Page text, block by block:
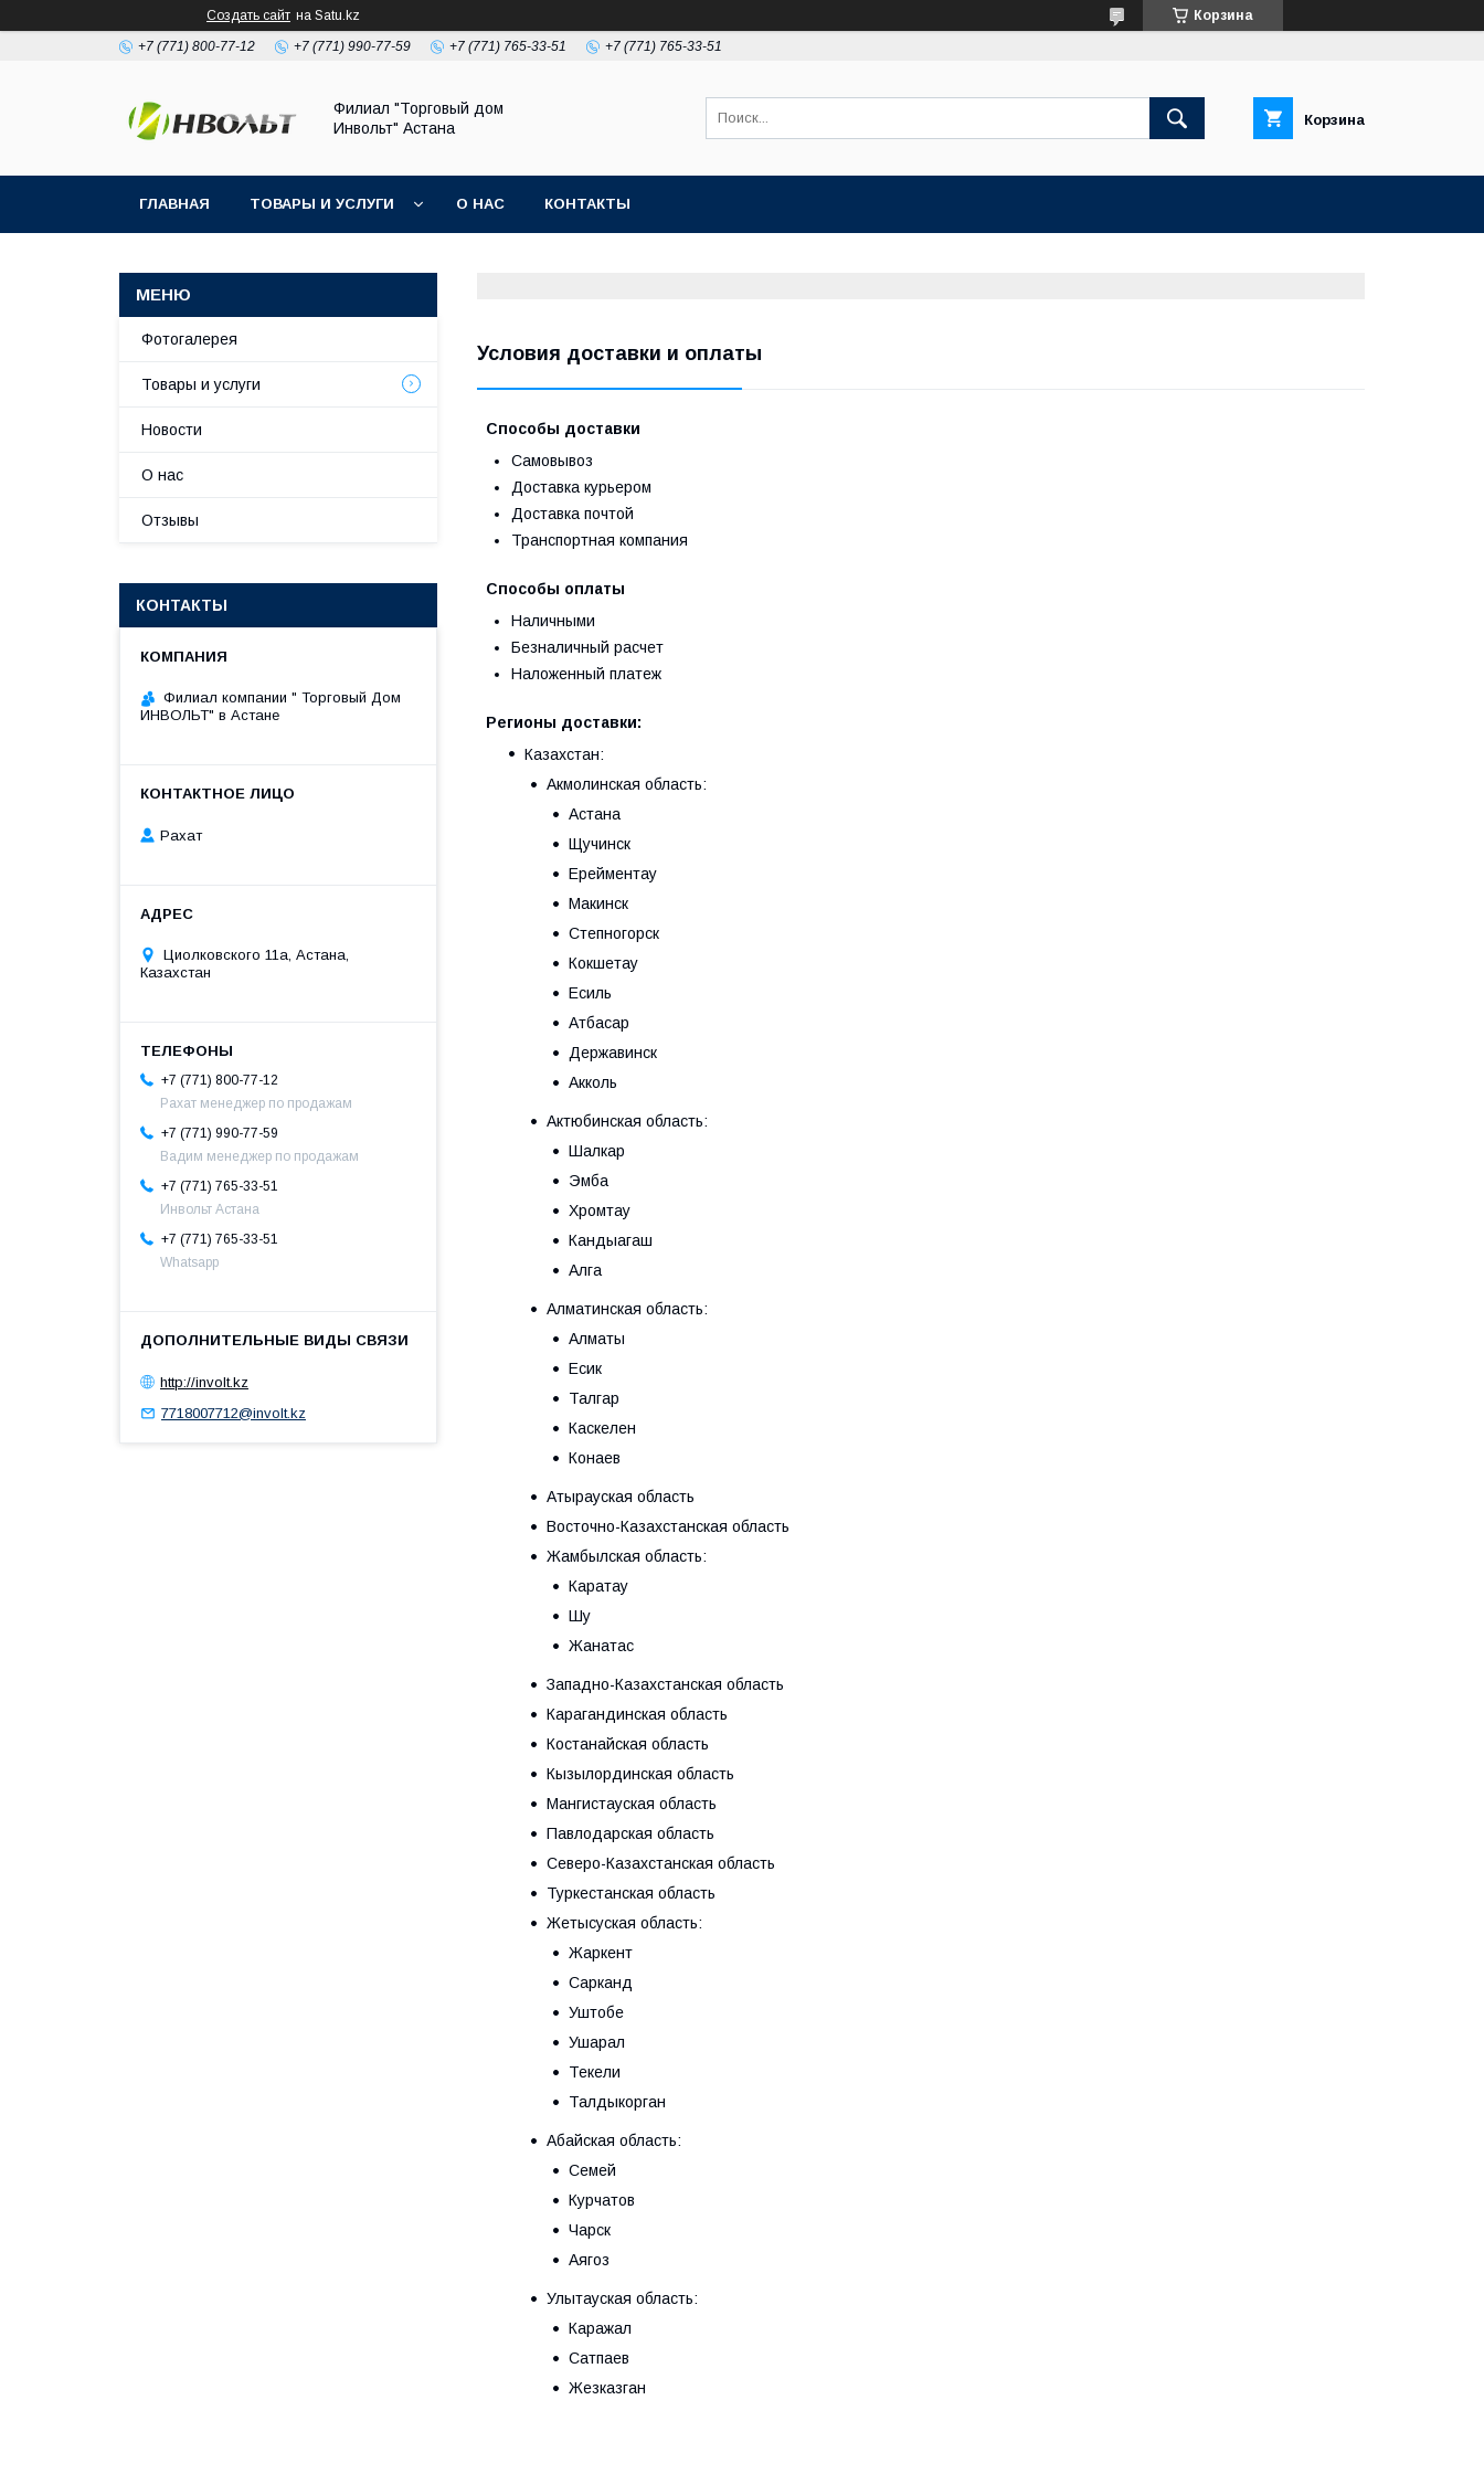
Создать сайт на Satu.kz Корзина
+7 (771) 800-77-12 +7 (771) 990-77-59 +7 (771) 765-33-51 +7 (771) 765-33-51
Филиал "Торговый дом
Инвольт" Астана
Корзина
ГЛАВНАЯ ТОВАРЫ И УСЛУГИ О НАС КОНТАКТЫ
Условия доставки и оплаты
Способы доставки
Самовывоз
Доставка курьером
Доставка почтой
Транспортная компания
Способы оплаты
Наличными
Безналичный расчет
Наложенный платеж
Регионы доставки:
Казахстан:
Акмолинская область:
Астана
Щучинск
Ерейментау
Макинск
Степногорск
Кокшетау
Есиль
Атбасар
Державинск
Акколь
Актюбинская область:
Шалкар
Эмба
Хромтау
Кандыагаш
Алга
Алматинская область:
Алматы
Есик
Талгар
Каскелен
Конаев
Атырауская область
Восточно-Казахстанская область
Жамбылская область:
Каратау
Шу
Жанатас
Западно-Казахстанская область
Карагандинская область
Костанайская область
Кызылординская область
Мангистауская область
Павлодарская область
Северо-Казахстанская область
Туркестанская область
Жетысуская область:
Жаркент
Сарканд
Уштобе
Ушарал
Текели
Талдыкорган
Абайская область:
Семей
Курчатов
Чарск
Аягоз
Улытауская область:
Каражал
Сатпаев
Жезказган
Фотогалерея
Товары и услуги
Новости
О нас
Отзывы
КОНТАКТЫ
Филиал компании " Торговый Дом
ИНВОЛЬТ" в Астане
Рахат
Циолковского 11а, Астана,
Казахстан
+7 (771) 800-77-12
Рахат менеджер по продажам
+7 (771) 990-77-59
Вадим менеджер по продажам
+7 (771) 765-33-51
Инвольт Астана
+7 (771) 765-33-51
Whatsapp
http://involt.kz
7718007712@involt.kz